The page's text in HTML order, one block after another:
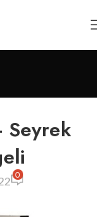
Seyrek
0